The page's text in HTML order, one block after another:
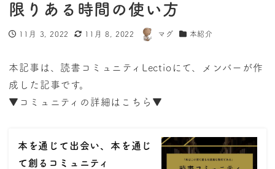
限りある時間の使い方
投稿日
11月 3, 2022
更新日
11月 8, 2022
著
マグ
カテゴリー
本紹介
本記事は、読書コミュニティLectioにて、メンバーが作
成した記事です。
▼コミュニティの詳細はこちら▼
本を通じて出会い、本を通じ
て創るコミュニティ